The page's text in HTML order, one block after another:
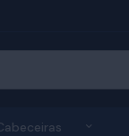
de Bases